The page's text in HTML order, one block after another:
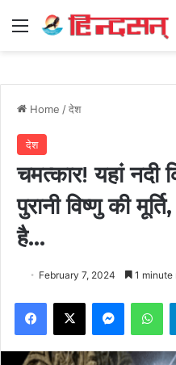
Menu
Home /देश
देश
चमत्कार! यहां नदी
पुरानी विष्णु की
है…
February 7, 2024 1 minute
Facebook
X